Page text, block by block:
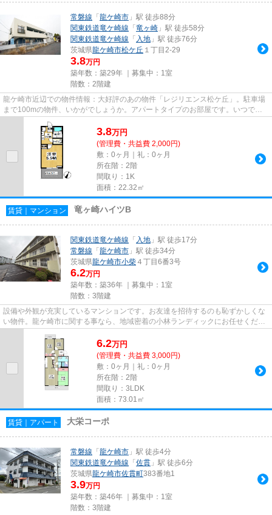
常磐線 「 龍ケ崎市 」駅 徒歩88分
関東鉄道竜ケ崎線 「 竜ヶ崎 」駅 徒歩58分
関東鉄道竜ケ崎線 「 入地 」駅 徒歩76分
茨城県龍ケ崎市松ケ丘 １丁目2-29
3.8万円
築年数：築29年 ｜募集中： 1室
階数：2階建
龍ケ崎市近辺での物件情報：大好評のあの物件「レジリエンス松ケ丘」。駐車場
まで100mの物件、いかがでしょうか。アパートタイプのお部屋です。いつでも
快適空間を味わえる通風良好な...
3.8万円
(管理費・共益費 2,000円)
敷：0ヶ月｜礼：0ヶ月
所在階：2階
間取り：1K
面積：22.32㎡
賃貸｜マンション 竜ヶ崎ハイツB
関東鉄道竜ケ崎線 「 入地 」駅 徒歩17分
常磐線 「 龍ケ崎市 」駅 徒歩34分
茨城県龍ケ崎市小柴 ４丁目6番3号
6.2万円
築年数：築36年 ｜募集中： 1室
階数：3階建
設備や外観が充実しているマンションです。お友達を招待するのも恥ずかしくな
い物件。龍ケ崎市に関する事なら、地域密着の小林ランディックにお任せくださ
6.2万円
(管理費・共益費 3,000円)
敷：0ヶ月｜礼：0ヶ月
所在階：2階
間取り：3LDK
面積：73.01㎡
賃貸｜アパート 大栄コーポ
常磐線 「 龍ケ崎市 」駅 徒歩4分
関東鉄道竜ケ崎線 「 佐貫 」駅 徒歩6分
茨城県龍ケ崎市佐貫町383番地1
3.9万円
築年数：築46年 ｜募集中： 1室
階数：3階建